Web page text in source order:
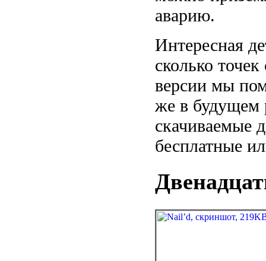
аварию.
Интересная
сколько
версии мы
же в будущем
скачиваемые
бесплатные